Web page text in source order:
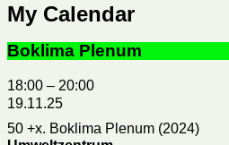
My Calendar
Boklima Plenum
18:00 – 20:00
19.11.25
50 +x. Boklima Plenum (2024)